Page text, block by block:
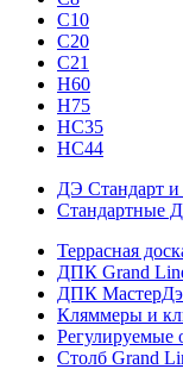
С10
С20
С21
H60
H75
HС35
НС44
ДЭ Стандарт и
Стандартные
Террасная
ДПК Grand
ДПК
Кляммеры и
Столб Grand